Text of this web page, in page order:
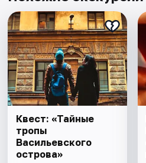
Квест: «Тайные
тропы
Васильевского
острова»